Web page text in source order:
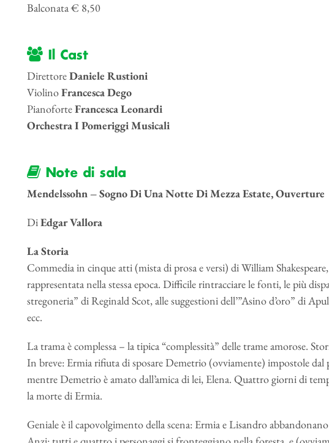
Balconata € 8,50
Il Cast
DirettoreDaniele Rustioni
ViolinoFrancesca Dego
PianoforteFrancesca Leonardi
Orchestra I Pomeriggi Musicali
Note di sala
Mendelssohn – Sogno Di Una Notte Di Mezza Estate, Ouverture
DiEdgar Vallora
La Storia
Commedia in cinque atti (mista di prosa e versi) di William
rappresentata nella stessa epoca. Difficile rintracciare le fonti, le più
stregoneria” di Reginald Scot, alle suggestioni dell’”Asino d’oro” di
ecc.
La trama è complessa – la tipica “complessità” delle trame amorose.
In breve: Ermia rifiuta di sposare Demetrio (ovviamente) impostole dal
mentre Demetrio è amato dall’amica di lei, Elena. Quattro giorni di
la morte di Ermia.
Geniale è il capovolgimento della scena: Ermia e Lisandro